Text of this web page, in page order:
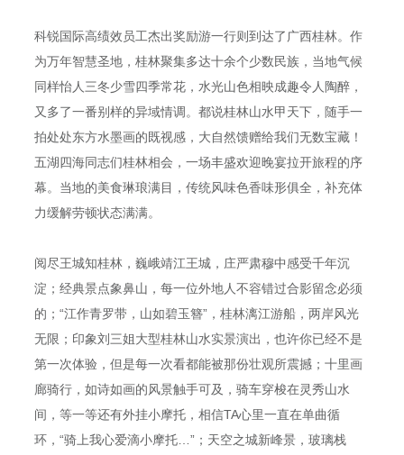
科锐国际高绩效员工杰出奖励游一行则到达了广西桂林。作
为万年智慧圣地，桂林聚集多达十余个少数民族，当地气候
同样怡人三冬少雪四季常花，水光山色相映成趣令人陶醉，
又多了一番别样的异域情调。都说桂林山水甲天下，随手一
拍处处东方水墨画的既视感，大自然馈赠给我们无数宝藏！
五湖四海同志们桂林相会，一场丰盛欢迎晚宴拉开旅程的序
幕。当地的美食琳琅满目，传统风味色香味形俱全，补充体
力缓解劳顿状态满满。
阅尽王城知桂林，巍峨靖江王城，庄严肃穆中感受千年沉
淀；经典景点象鼻山，每一位外地人不容错过合影留念必须
的；“江作青罗带，山如碧玉簪”，桂林漓江游船，两岸风光
无限；印象刘三姐大型桂林山水实景演出，也许你已经不是
第一次体验，但是每一次看都能被那份壮观所震撼；十里画
廊骑行，如诗如画的风景触手可及，骑车穿梭在灵秀山水
间，等一等还有外挂小摩托，相信TA心里一直在单曲循
环，“骑上我心爱滴小摩托…”；天空之城新峰景，玻璃栈